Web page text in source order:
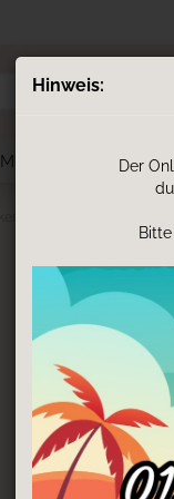
Hinweis:
Der
Suche...
MUTTER KIND PASS